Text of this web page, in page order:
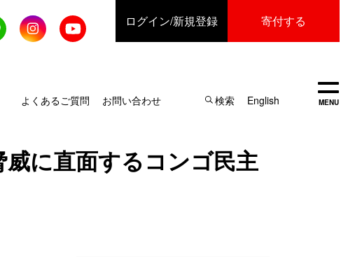
MENU
開く
ログイン/新規登録 寄付する
よくあるご質問 お問い合わせ 検索 English
に直面するコンゴ民主